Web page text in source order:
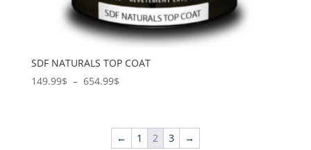
SDF NATURALS TOP COAT
149.99$ – 654.99$Plage
149.99$
à
← 1 2 3 →